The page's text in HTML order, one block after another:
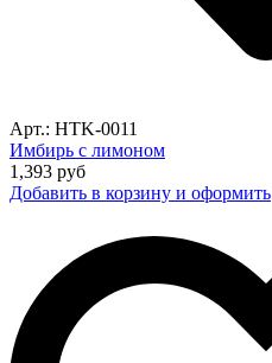
Арт.: HTK-0011
Имбирь с лимоном
1,393 руб
Добавить в корзину и оформить